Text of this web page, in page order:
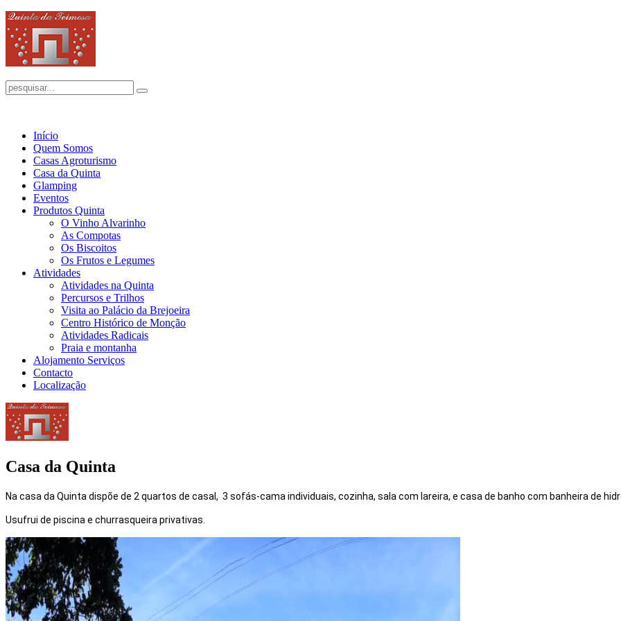
Início
Quem Somos
Casas Agroturismo
Casa da Quinta
Glamping
Eventos
Produtos Quinta
O Vinho Alvarinho
As Compotas
Os Biscoitos
Os Frutos e Legumes
Atividades
Atividades na Quinta
Percursos e Trilhos
Visita ao Palácio da Brejoeira
Centro Histórico de Monção
Atividades Radicais
Praia e montanha
Alojamento Serviços
Contacto
Localização
Casa da Quinta
Na casa da Quinta dispõe de 2 quartos de casal, 3 sofás-cama individuais, cozinha, sala com lareira, e casa de banho com banheira de
Usufrui de piscina e churrasqueira privativas.